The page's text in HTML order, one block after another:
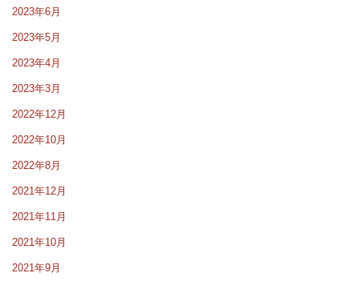
2023年6月
2023年5月
2023年4月
2023年3月
2022年12月
2022年10月
2022年8月
2021年12月
2021年11月
2021年10月
2021年9月